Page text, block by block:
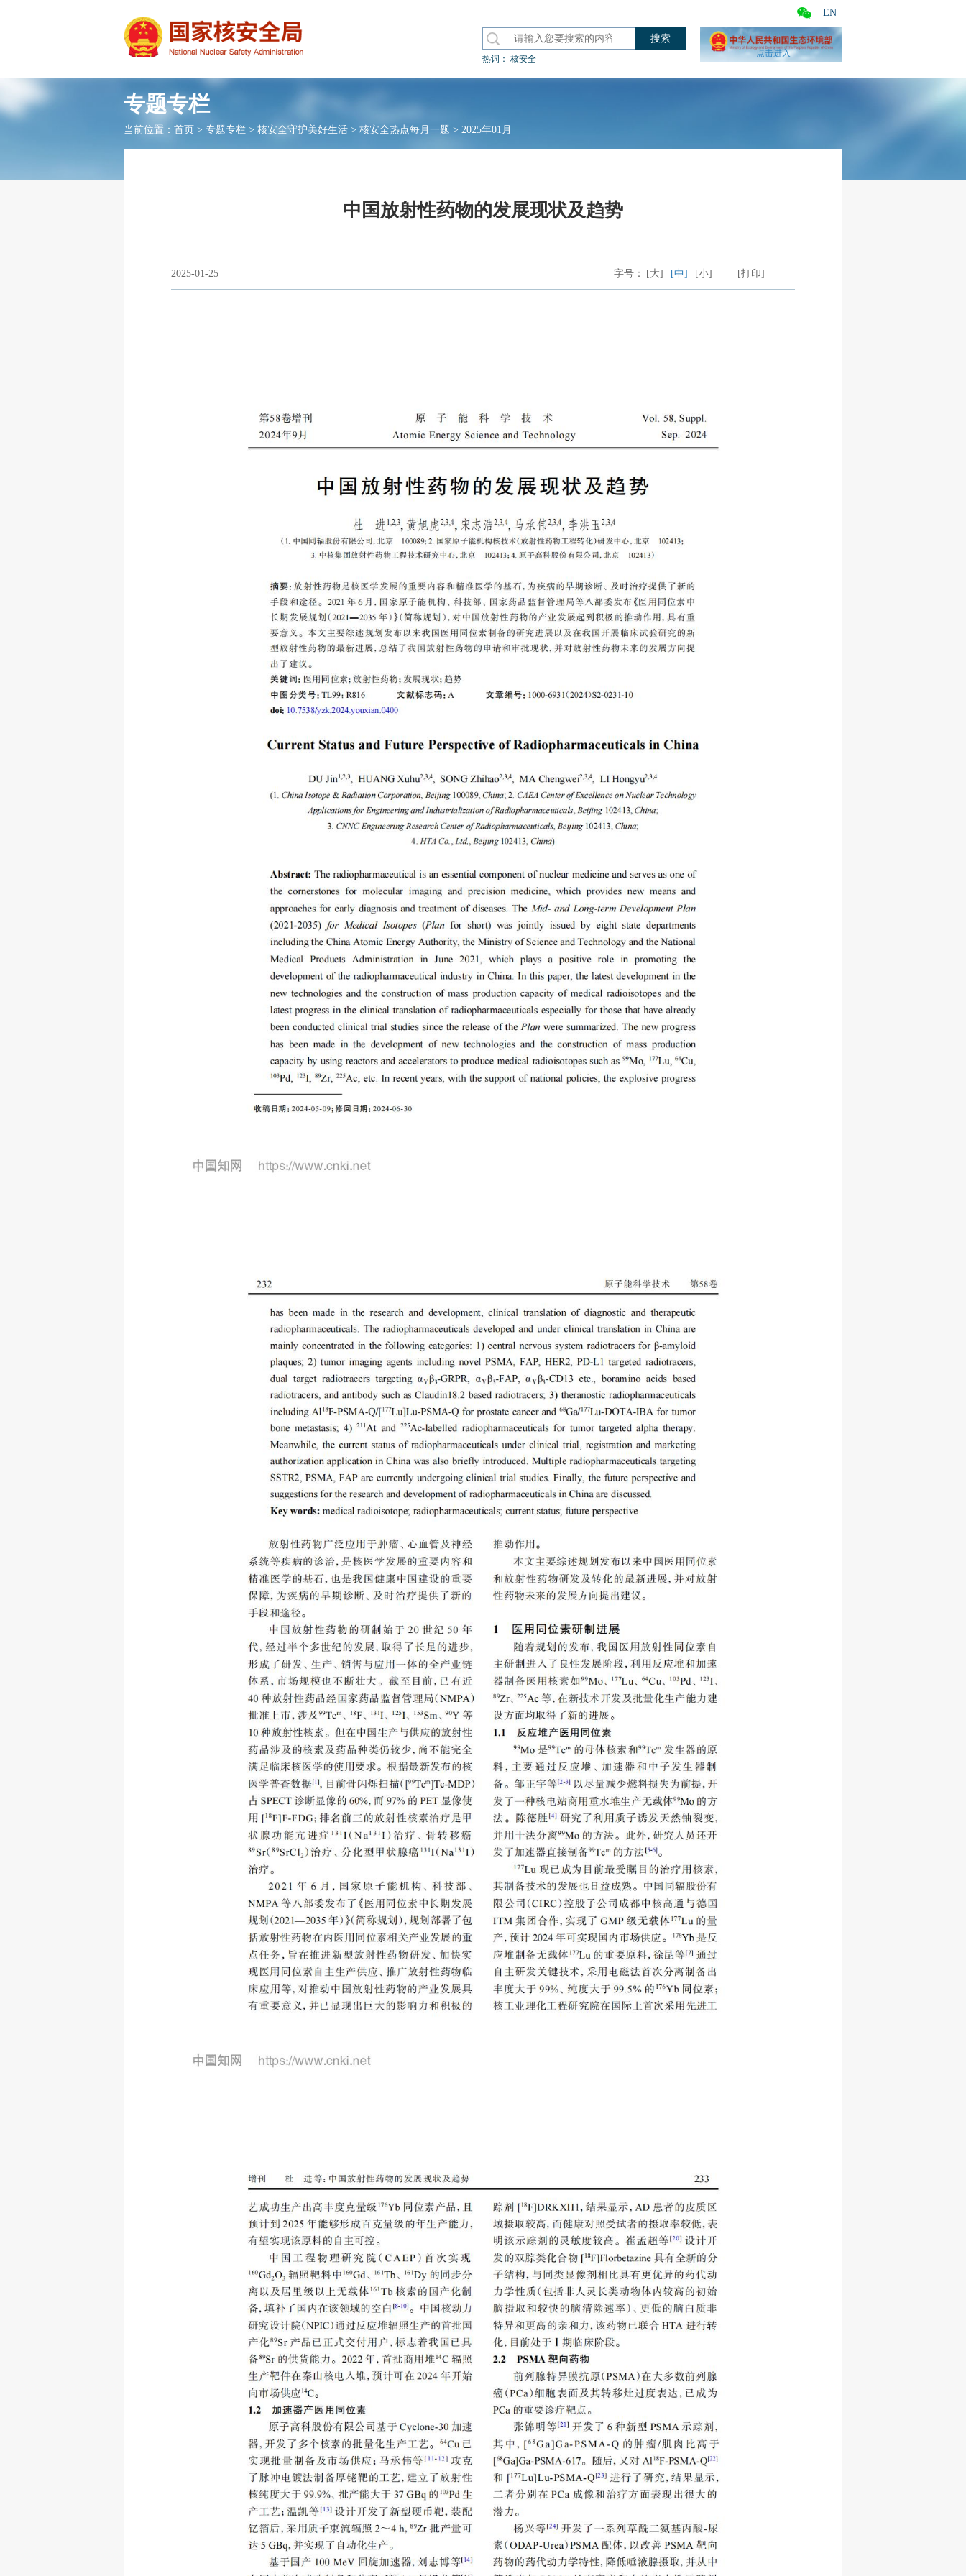
EN
热词： 核安全
点击进入
专题专栏
当前位置： 首页 > 专题专栏 > 核安全守护美好生活 > 核安全热点每月一题 > 2025年01月
中国放射性药物的发展现状及趋势
2025-01-25 [打印]
字号： [大] [中] [小]